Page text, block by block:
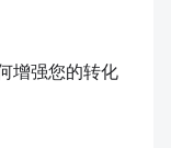
增强您的转化